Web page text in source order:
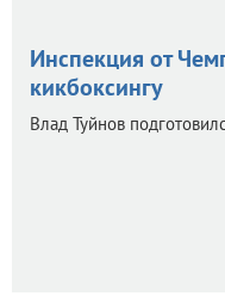
Инспекция от
кикбоксингу
Влад Туйнов